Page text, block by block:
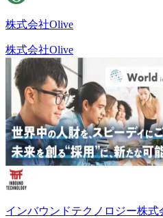
株式会社Olive
株式会社Olive
インバウンドテクノロジー株式